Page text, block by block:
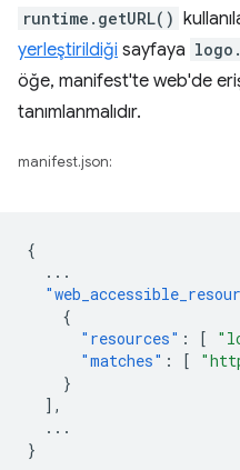
runtime.getURL()
yerleştirildiği sayfaya
öğe, manifest'te web'de
tanımlanmalıdır.
manifest.json:
{
...
{
"resources" : [
"matches" : [
}
],
...
}